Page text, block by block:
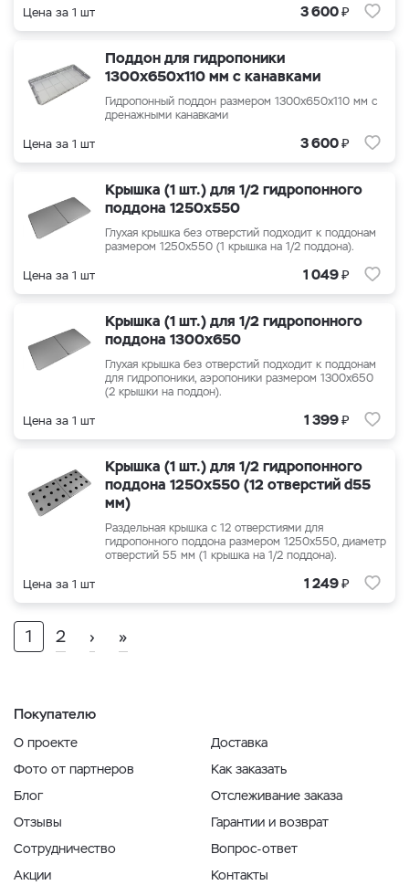
Цена за 1 шт 3 600₽
Поддон для гидропоники
1300x650x110 мм с канавками
Гидропонный поддон размером 1300x650x110 мм с
дренажными канавками
Цена за 1 шт 3 600₽
Крышка (1 шт.) для 1/2 гидропонного
поддона 1250x550
Глухая крышка без отверстий подходит к поддонам
размером 1250x550 (1 крышка на 1/2 поддона).
Цена за 1 шт 1 049₽
Крышка (1 шт.) для 1/2 гидропонного
поддона 1300x650
Глухая крышка без отверстий подходит к поддонам
для гидропоники, аэропоники размером 1300x650
(2 крышки на поддон).
Цена за 1 шт 1 399₽
Крышка (1 шт.) для 1/2 гидропонного
поддона 1250x550 (12 отверстий d55
мм)
Раздельная крышка с 12 отверстиями для
гидропонного поддона размером 1250x550, диаметр
отверстий 55 мм (1 крышка на 1/2 поддона).
Цена за 1 шт 1 249₽
1 2 › »
Покупателю
О проекте
Фото от партнеров
Блог
Отзывы
Сотрудничество
Акции
Доставка
Как заказать
Отслеживание заказа
Гарантии и возврат
Вопрос-ответ
Контакты